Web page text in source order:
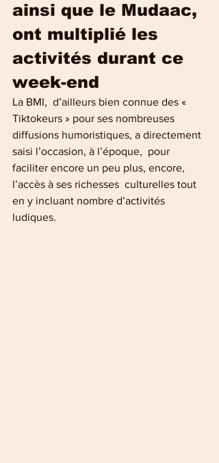
ainsi que le Mudaac,
ont multiplié les
activités durant ce
week-end
La BMI,  d’ailleurs bien connue des «
Tiktokeurs » pour ses nombreuses
diffusions humoristiques, a directement
saisi l’occasion, à l’époque,  pour
faciliter encore un peu plus, encore,
l’accès à ses richesses  culturelles tout
en y incluant nombre d’activités
ludiques.